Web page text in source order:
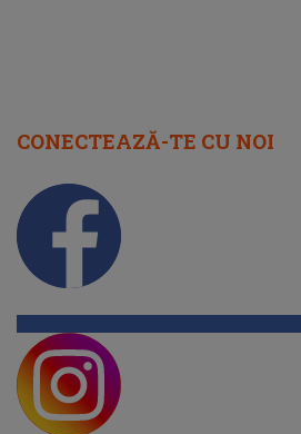
CONECTEAZĂ-TE CU NOI